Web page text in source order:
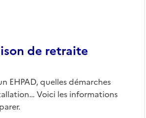
de retraite
EHPAD, quelles démarches
Voici les informations